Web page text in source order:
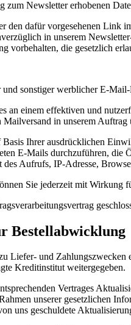
Newsletter erhobenen
den dafür vorgesehenen Link
in unserem
vorbehalten, die gesetzlich
sonstiger werblicher E-
an einem effektiven und
in unserem Auftrag
Ihrer ausdrücklichen
E-Mails durchzuführen, die
Aufrufs, IP-Adresse,
Sie jederzeit mit Wirkung
Bestellabwicklung
Liefer- und Zahlungszwecken
Kreditinstitut weitergegeben.
Vertrages
unserer gesetzlichen
uns geschuldete